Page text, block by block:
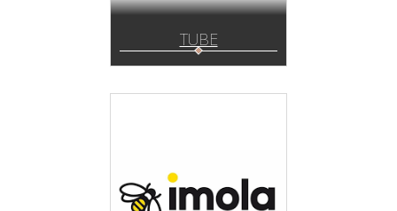
TUBE